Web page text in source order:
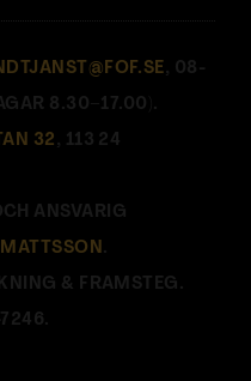
, 08-
8.30–17.00).
32 , 113 24
ANSVARIG
.
& FRAMSTEG.